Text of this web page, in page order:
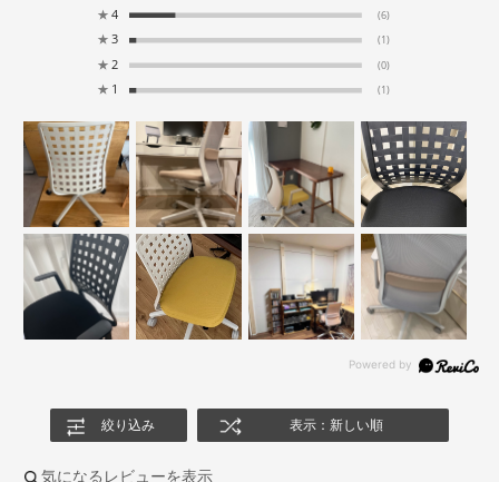
★ 4 (6)
★ 3 (1)
★ 2 (0)
★ 1 (1)
絞り込み 表示：新しい順
気になるレビューを表示